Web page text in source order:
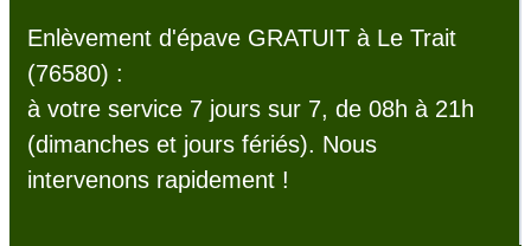
Enlèvement d'épave GRATUIT à Le Trait
(76580) :
à votre service 7 jours sur 7, de 08h à 21h
(dimanches et jours fériés). Nous
intervenons rapidement !